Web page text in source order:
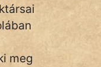
meg